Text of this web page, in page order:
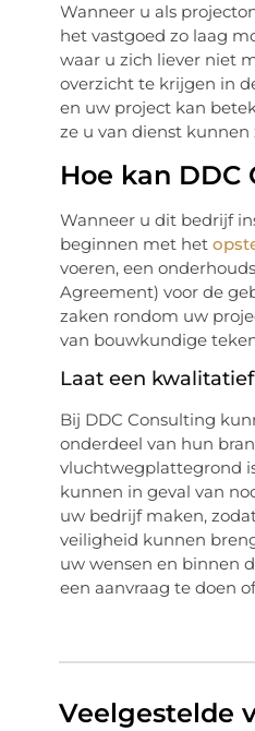
Wanneer u als
het vastgoed zo laag
waar u zich liever niet
overzicht te krijgen in
en uw project kan
ze u van dienst kunnen
Hoe kan
Wanneer u dit bedrijf
beginnen met het
voeren, een
Agreement) voor de
zaken rondom uw
van bouwkundige
Laat een
Bij DDC Consulting
onderdeel van hun
vluchtwegplattegrond
kunnen in geval van
uw bedrijf maken,
veiligheid kunnen
uw wensen en binnen
een aanvraag te doen
Veelgestelde